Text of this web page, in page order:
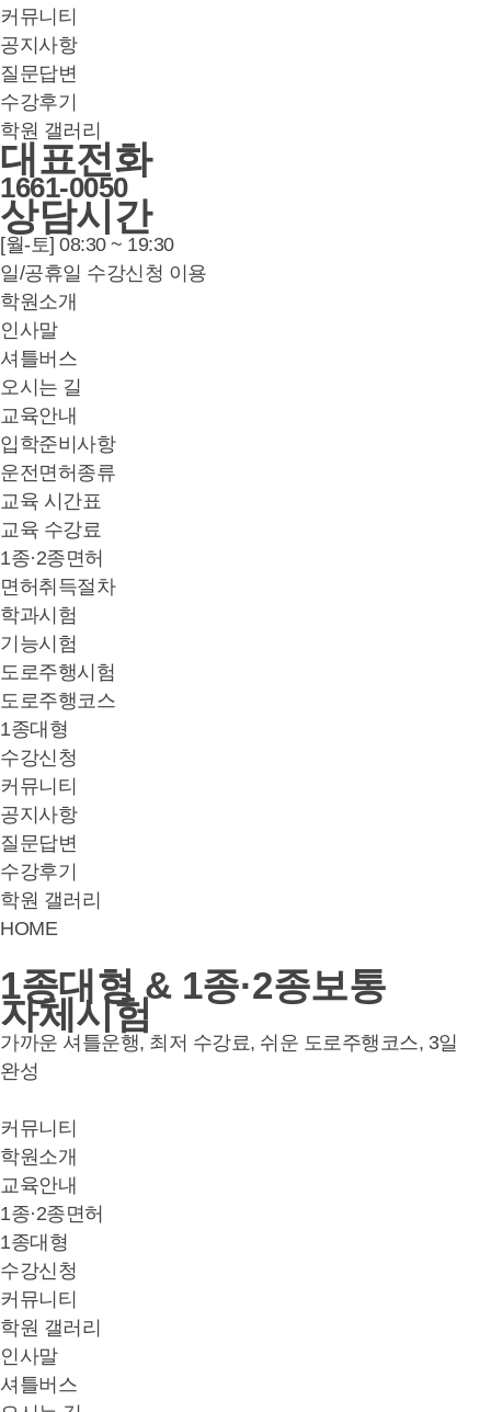
커뮤니티
공지사항
질문답변
수강후기
학원 갤러리
대표전화
1661-0050
상담시간
[월-토] 08:30 ~ 19:30
일/공휴일 수강신청 이용
학원소개
인사말
셔틀버스
오시는 길
교육안내
입학준비사항
운전면허종류
교육 시간표
교육 수강료
1종·2종면허
면허취득절차
학과시험
기능시험
도로주행시험
도로주행코스
1종대형
수강신청
커뮤니티
공지사항
질문답변
수강후기
학원 갤러리
HOME
1종대형 & 1종·2종보통
자체시험
가까운 셔틀운행, 최저 수강료, 쉬운 도로주행코스, 3일
완성
커뮤니티
학원소개
교육안내
1종·2종면허
1종대형
수강신청
커뮤니티
학원 갤러리
인사말
셔틀버스